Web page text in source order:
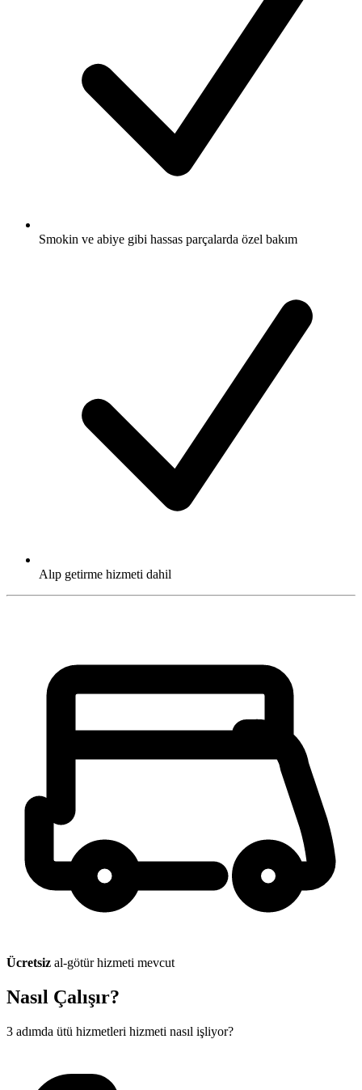
Smokin ve abiye gibi hassas parçalarda özel bakım
Alıp getirme hizmeti dahil
Ücretsiz al-götür hizmeti mevcut
Nasıl Çalışır?
3 adımda ütü hizmetleri hizmeti nasıl işliyor?